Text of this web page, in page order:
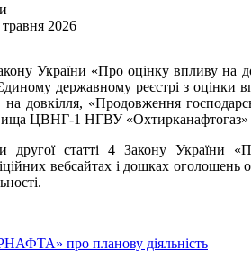
2026
України «Про оцінку впливу
державному реєстрі з оцінки
на довкілля, «Продовження
ЦВНГ-1 НГВУ
другої статті 4 Закону України
вебсайтах і дошках оголошень
про планову діяльність